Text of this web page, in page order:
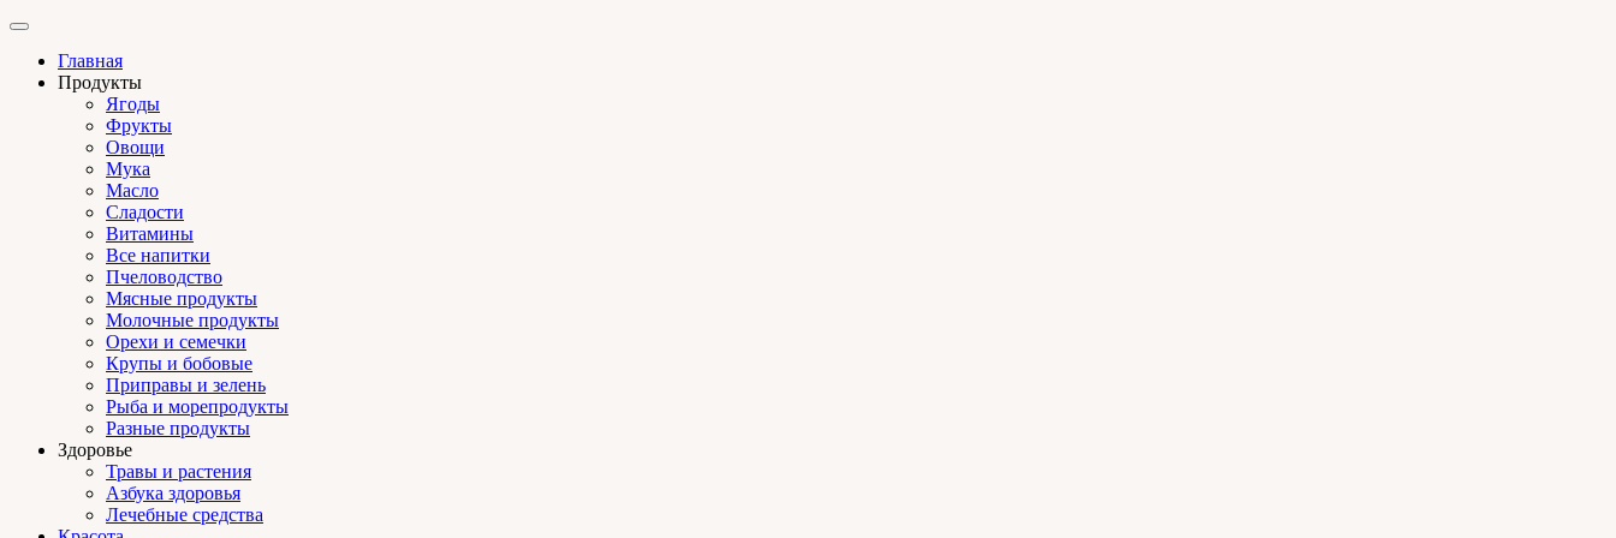
Главная
Продукты
Ягоды
Фрукты
Овощи
Мука
Масло
Сладости
Витамины
Все напитки
Пчеловодство
Мясные продукты
Молочные продукты
Орехи и семечки
Крупы и бобовые
Приправы и зелень
Рыба и морепродукты
Разные продукты
Здоровье
Травы и растения
Азбука здоровья
Лечебные средства